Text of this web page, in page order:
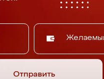
Отправить